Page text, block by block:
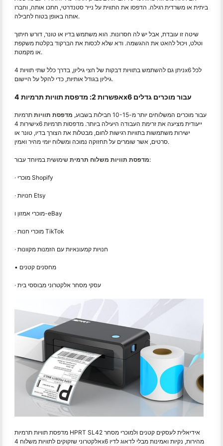
ביתית או משרדית רגילה. הדפסו את התווית על נייר סטנדרטי, חתכו אותה, וחברו
אותה באופן בטוח לחבילה.
שיטה זו עובדת, אבל יש לה חסרונות. הוא משתמש בדיו או טונר, דורש חיתוך
וטלט, ויכול להאט את ההגשמה. ודא שלא לכסות את הברקוד בקלטת משקפת
או מקמטת.
ניתן גם להשתמש בתוויות דבקות של חצי גיליון, בדרך כלל שתי תוויות 4x6 לכל
גיליון בגודל אותיות, כדי להקל על היישום.
אפשרות 2: מדפסת תוויות תרמיות 4x6 עבור מוכרים גדלים
עבור מוכרים המשלוחים יותר מ-10-15 חבילות בשבוע, מדפסת תוויות תרמיות
ישירות 4x6 ייעודית מציעה את זרימת העבודה היעילה ביותר. מדפסות תרמיות
ישירות משתמשות בתוויות רגישות לחום, מבטלות את הצורך בדיו, טונר או
סרטים, אשר שומרים על תחזוקה נמוכה ומשלוח יומי מהיר ואמין.
מדפסת תוויות משלוח תרמיתשימושית במיוחד עבור:
· מוכרי Shopify
· חנויות Etsy
מוכרי אמזון ו-eBay
· מוכרי חנות TikTok
· חנויות קמעונאיות עם הזמנות מקוונות
• מחסנים קטנים
· עסקי מסחר אלקטרוני מבוססי בית
מדפסת תוויות תרמיות HPRT SL42 אידיאלית לעסקים קטנים ולמוכרי מסחר
אלקטרוני שזקוקים לתוויות משלוח 4x6 מהירות, נקיות ואמינות מבלי לדאוג לדיו